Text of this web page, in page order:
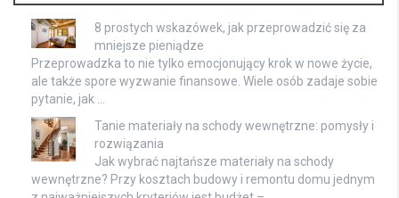
8 prostych wskazówek, jak przeprowadzić się za
mniejsze pieniądze
Przeprowadzka to nie tylko emocjonujący krok w nowe życie,
ale także spore wyzwanie finansowe. Wiele osób zadaje sobie
pytanie, jak …
Tanie materiały na schody wewnętrzne: pomysły i
rozwiązania
Jak wybrać najtańsze materiały na schody
wewnętrzne? Przy kosztach budowy i remontu domu jednym